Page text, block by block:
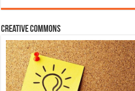
Creative Commons